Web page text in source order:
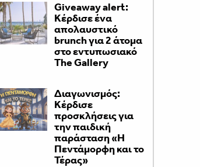
Giveaway alert:
Κέρδισε ένα
απολαυστικό
brunch για 2 άτομα
στο εντυπωσιακό
The Gallery
Διαγωνισμός:
Κέρδισε
προσκλήσεις για
την παιδική
παράσταση «H
Πεντάμορφη και το
Τέρας»